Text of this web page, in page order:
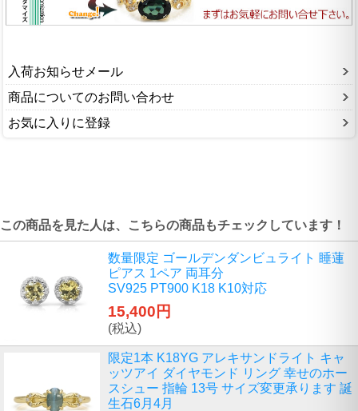
入荷お知らせメール
商品についてのお問い合わせ
お気に入りに登録
この商品を見た人は、こちらの商品もチェックしています！
数量限定 ゴールデンダンビュライト 睡蓮
ピアス 1ペア 両耳分
SV925 PT900 K18 K10対応
15,400円
(税込)
限定1本 K18YG アレキサンドライト キャ
ッツアイ ダイヤモンド リング 幸せのホー
スシュー 指輪 13号 サイズ変更承ります 誕
生石6月4月